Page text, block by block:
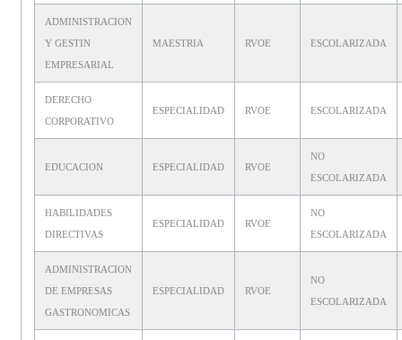
ADMINISTRACION
Y GESTIN
EMPRESARIAL
MAESTRIA RVOE ESCOLARIZADA
DERECHO
CORPORATIVO
ESPECIALIDAD RVOE ESCOLARIZADA
EDUCACION ESPECIALIDAD RVOE
NO
ESCOLARIZADA
HABILIDADES
DIRECTIVAS
ESPECIALIDAD RVOE
NO
ESCOLARIZADA
ADMINISTRACION
DE EMPRESAS
GASTRONOMICAS
ESPECIALIDAD RVOE
NO
ESCOLARIZADA